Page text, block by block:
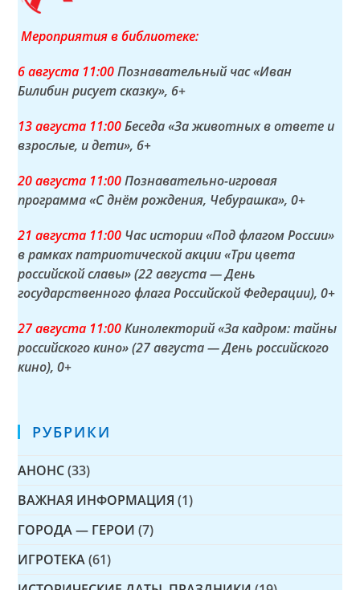
Мероприятия в библиотеке:
6 августа 11:00Познавательный час «Иван
Билибин рисует сказку», 6+
13 августа 11:00Беседа «За животных в ответе и
взрослые, и дети», 6+
20 августа 11:00Познавательно-игровая
программа «С днём рождения, Чебурашка», 0+
21 августа 11:00 Час истории «Под флагом России»
в рамках патриотической акции «Три цвета
российской славы» (22 августа — День
государственного флага Российской Федерации), 0+
27 августа 11:00Кинолекторий «За кадром: тайны
российского кино» (27 августа — День российского
кино), 0+
РУБРИКИ
АНОНС (33)
ВАЖНАЯ ИНФОРМАЦИЯ (1)
ГОРОДА — ГЕРОИ (7)
ИГРОТЕКА (61)